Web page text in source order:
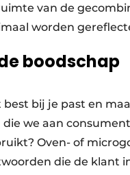
van de
worden
boodschap
best bij je past en
die we aan
Oven- of
die de klant